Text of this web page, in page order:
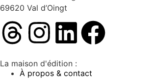
69620 Val d’Oingt
La maison d'édition :
À propos & contact